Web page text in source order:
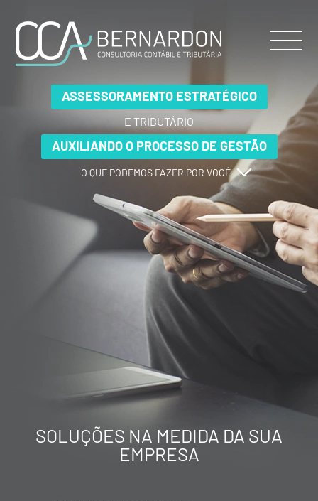
ASSESSORAMENTO ESTRATÉGICO
E TRIBUTÁRIO
AUXILIANDO O PROCESSO DE GESTÃO
O QUE PODEMOS FAZER POR VOCÊ
ASSESSORAMENTO ESTRATÉGICO
E TRIBUTÁRIO
AUXILIANDO O PROCESSO DE GESTÃO
O QUE PODEMOS FAZER POR VOCÊ
ASSESSORAMENTO ESTRATÉGICO
E TRIBUTÁRIO
AUXILIANDO O PROCESSO DE GESTÃO
O QUE PODEMOS FAZER POR VOCÊ
SOLUÇÕES NA MEDIDA DA SUA
EMPRESA